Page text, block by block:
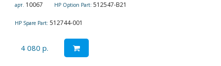
арт. 10067 HP Option Part: 512547-B21
HP Spare Part: 512744-001
4 080 р.